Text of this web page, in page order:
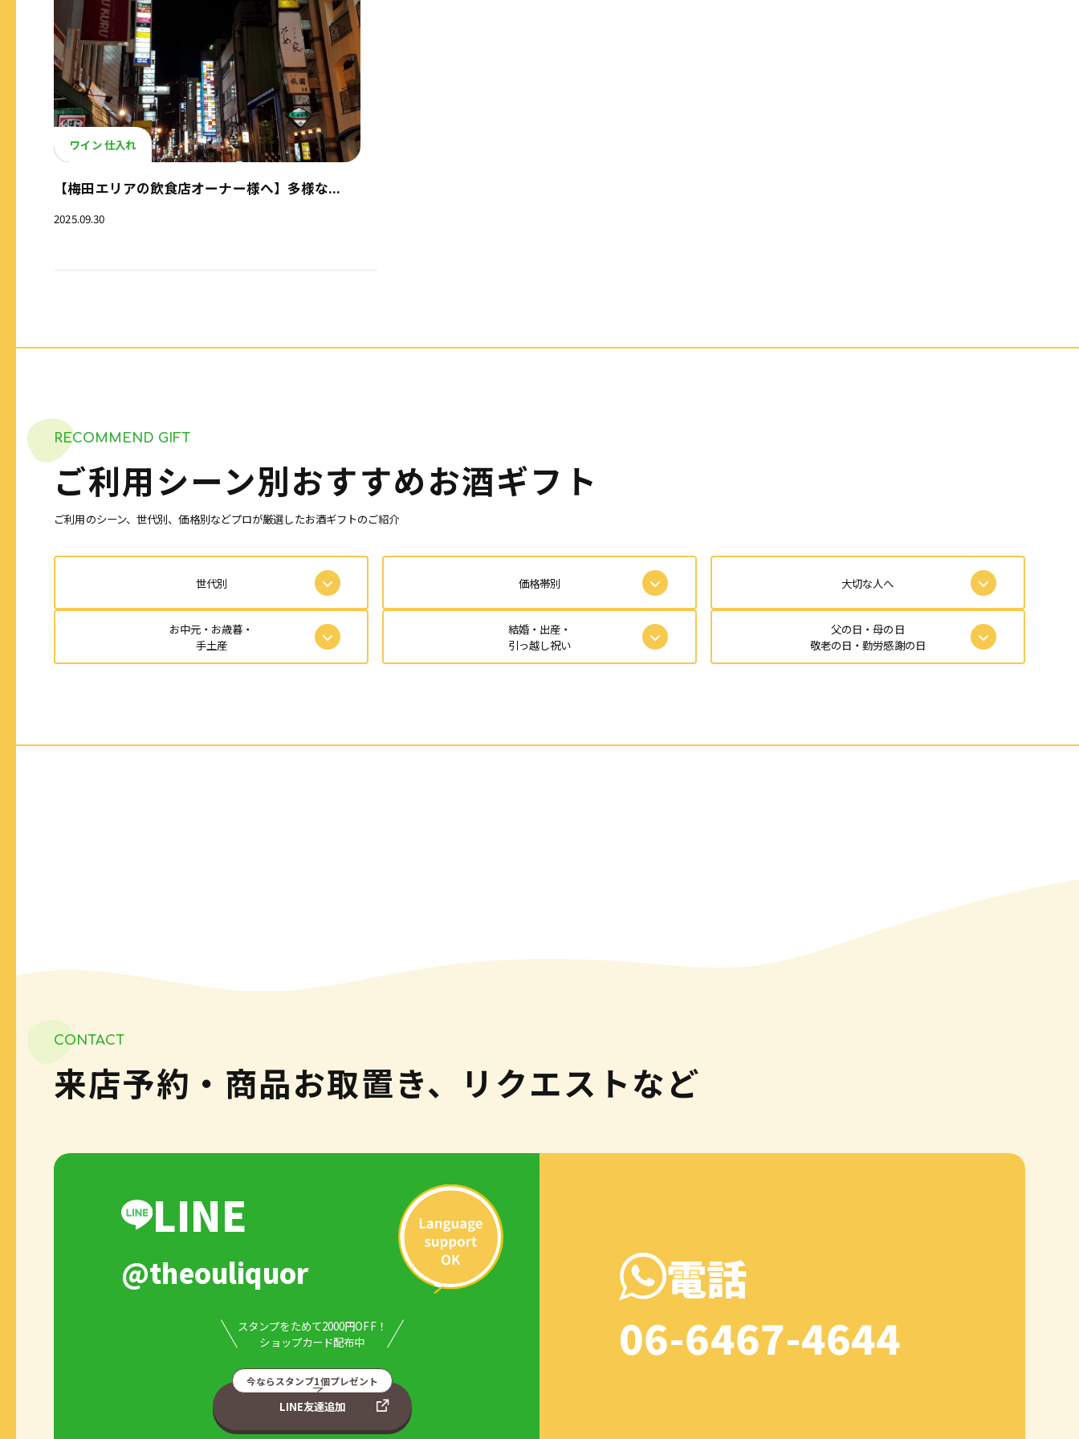
ワイン 仕入れ
【梅田エリアの飲食店オーナー様へ】多様な...
2025.09.30
RECOMMEND GIFT
ご利用シーン別おすすめお酒ギフト
ご利用のシーン、世代別、価格別などプロが厳選したお酒ギフトのご紹介
世代別 価格帯別 大切な人へ
お中元・お歳暮・
手土産
結婚・出産・
引っ越し祝い
父の日・母の日
敬老の日・勤労感謝の日
CONTACT
来店予約・商品お取置き、リクエストなど
LINE
@theouliquor
スタンプをためて2000円OFF！
ショップカード配布中
今ならスタンプ1個プレゼント
LINE友達追加
電話
06-6467-4644